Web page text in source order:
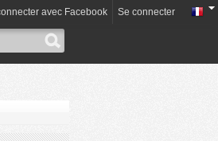
avec Facebook Se connecter